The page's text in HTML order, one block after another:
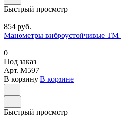
Быстрый просмотр
854 руб.
Манометры виброустойчивые ТМ
0
Под заказ
Арт. M597
В корзину В корзине
Быстрый просмотр